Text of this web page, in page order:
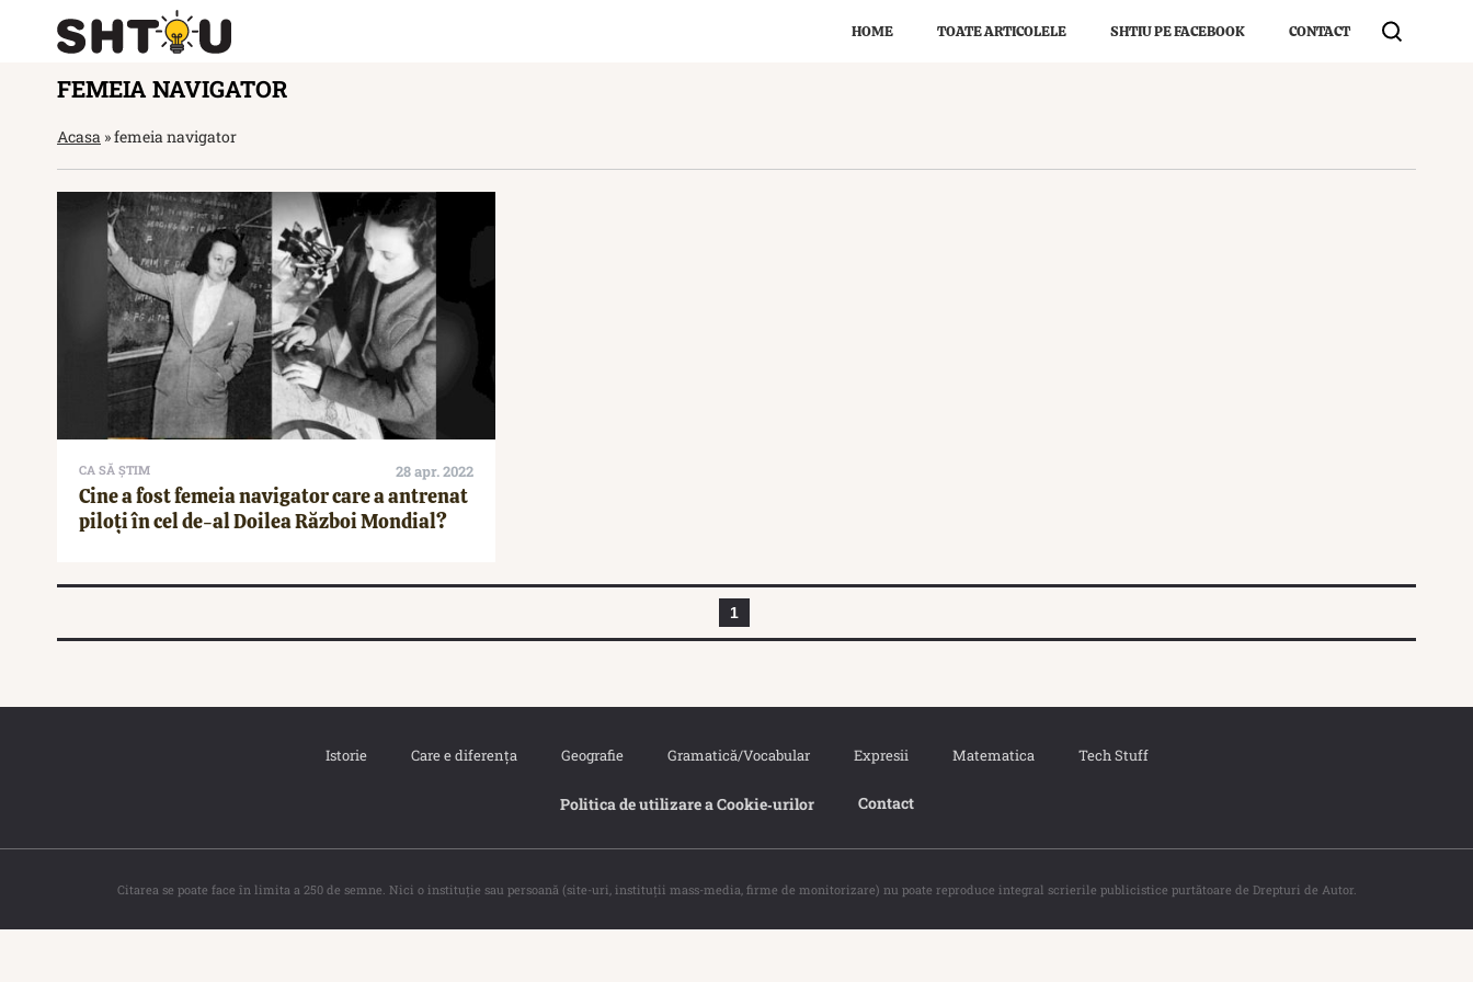
HOME TOATE ARTICOLELE SHTIU PE FACEBOOK CONTACT
FEMEIA NAVIGATOR
Acasa »femeia navigator
CA SĂ ȘTIM 28 apr. 2022
Cine a fost femeia navigator care a antrenat
piloți în cel de-al Doilea Război Mondial?
1
Istorie Care e diferența Geografie Gramatică/Vocabular Expresii Matematica Tech Stuff
Politica de utilizare a Cookie‐urilor Contact
Citarea se poate face în limita a 250 de semne. Nici o instituţie sau persoană (site-uri, instituţii mass-media, firme de monitorizare) nu poate reproduce integral scrierile publicistice purtătoare de Drepturi de Autor.